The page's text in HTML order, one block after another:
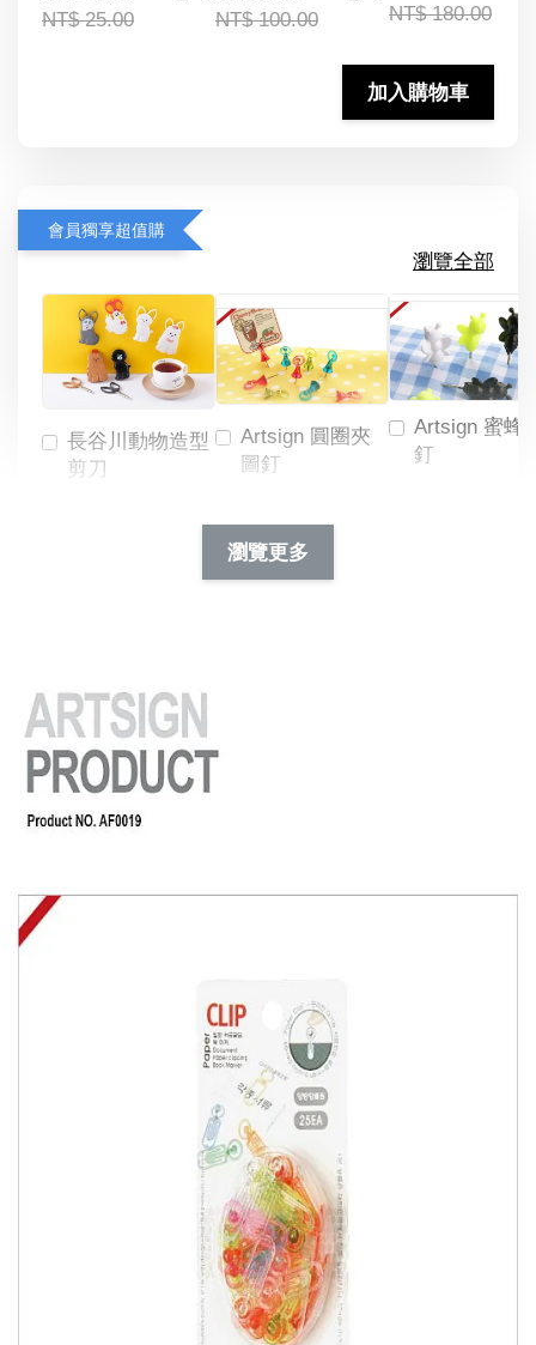
NT$ 25.00
NT$ 100.00
NT$ 180.00
加入購物車
會員獨享超值購
瀏覽全部
長谷川動物造型
剪刀
Artsign 圓圈夾
圖釘
NT$ 19.00
NT$ 66.00
Artsign 蜜蜂
釘
瀏覽更多